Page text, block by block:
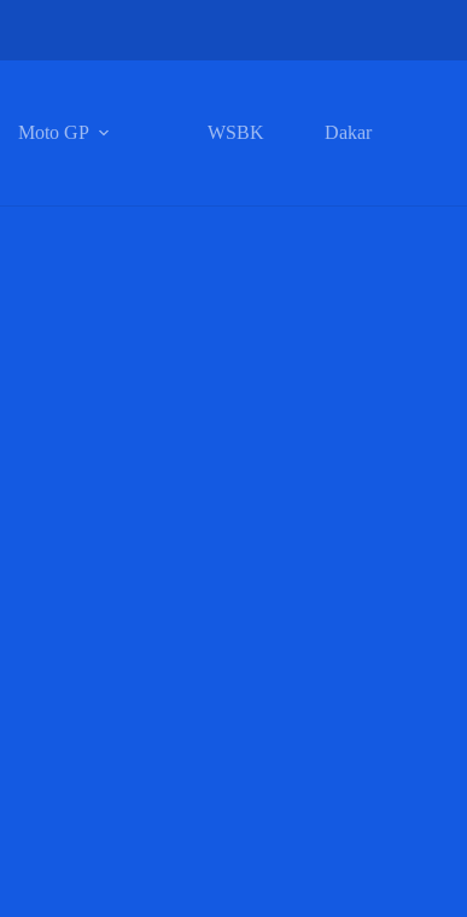
Moto GP WSBK Dakar